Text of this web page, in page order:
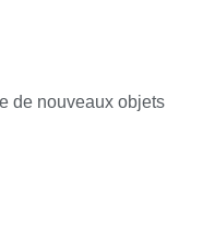
de nouveaux objets